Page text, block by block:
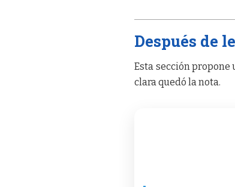
Después de
Esta sección
clara quedó la nota.